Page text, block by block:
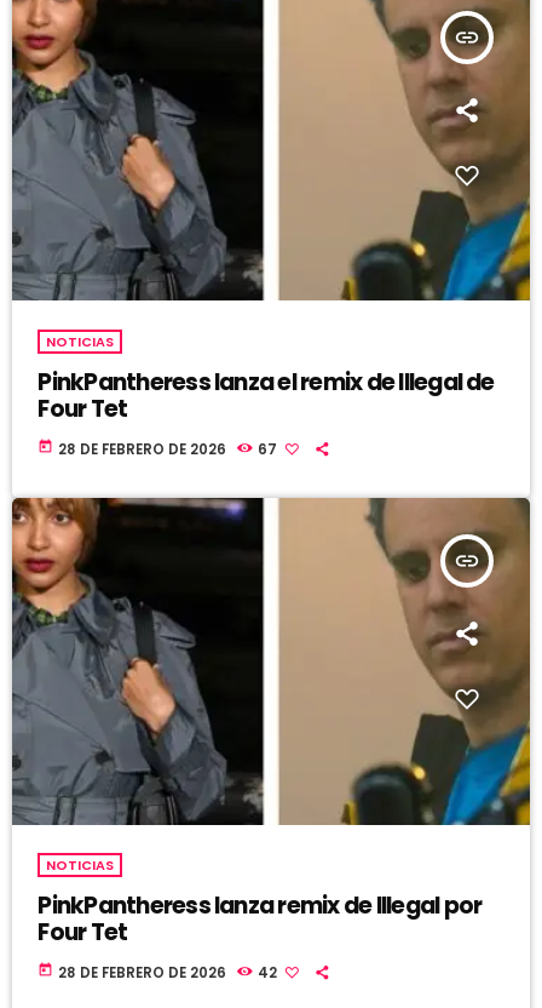
insert_link
NOTICIAS
PinkPantheress lanza el remix de Illegal de
Four Tet
today 28 DE FEBRERO DE 2026 67
insert_link
NOTICIAS
PinkPantheress lanza remix de Illegal por
Four Tet
today 28 DE FEBRERO DE 2026 42